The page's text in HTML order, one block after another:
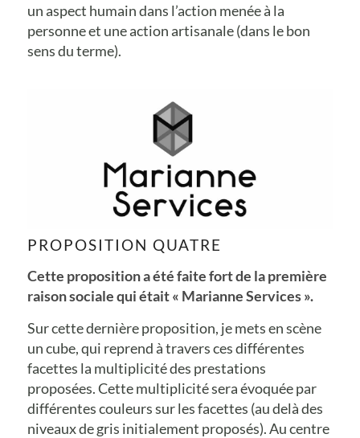
un aspect humain dans l’action menée à la
personne et une action artisanale (dans le bon
sens du terme).
PROPOSITION QUATRE
Cette proposition a été faite fort de la première
raison sociale qui était « Marianne Services ».
Sur cette dernière proposition, je mets en scène
un cube, qui reprend à travers ces différentes
facettes la multiplicité des prestations
proposées. Cette multiplicité sera évoquée par
différentes couleurs sur les facettes (au delà des
niveaux de gris initialement proposés). Au centre